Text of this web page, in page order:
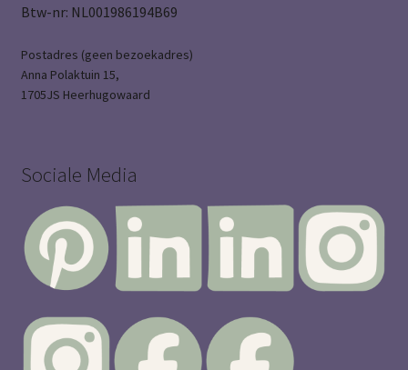
Btw-nr: NL001986194B69
Postadres (geen bezoekadres)
Anna Polaktuin 15,
1705JS Heerhugowaard
Sociale Media